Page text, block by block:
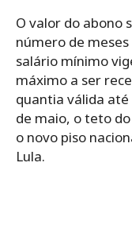
O valor do abono
número de
salário mínimo
máximo a ser
quantia válida
de maio, o teto
o novo piso
Lula.